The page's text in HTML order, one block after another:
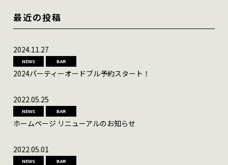
最近の投稿
2024.11.27
NEWS BAR
2024パーティーオードブル予約スタート！
2022.05.25
NEWS BAR
ホームページ リニューアルのお知らせ
2022.05.01
NEWS BAR